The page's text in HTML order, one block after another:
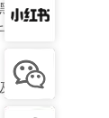
色素
人，
脏腑